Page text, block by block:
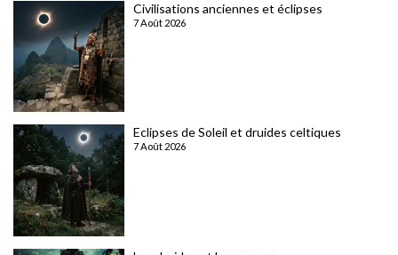
Civilisations anciennes et éclipses
7 Août 2026
Eclipses de Soleil et druides celtiques
7 Août 2026